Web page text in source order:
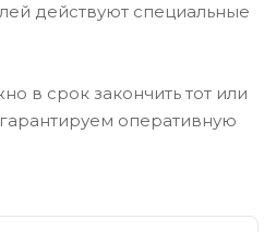
действуют специальные
в срок закончить тот или
оперативную